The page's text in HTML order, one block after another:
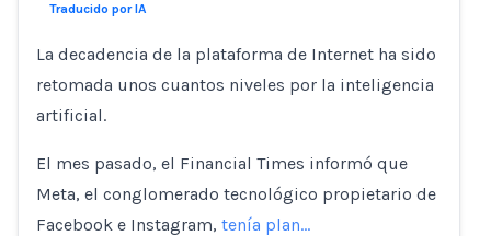
Traducido por IA
La decadencia de la plataforma de Internet ha sido
retomada unos cuantos niveles por la inteligencia
artificial.
El mes pasado, el Financial Times informó que
Meta, el conglomerado tecnológico propietario de
Facebook e Instagram, tenía plan…